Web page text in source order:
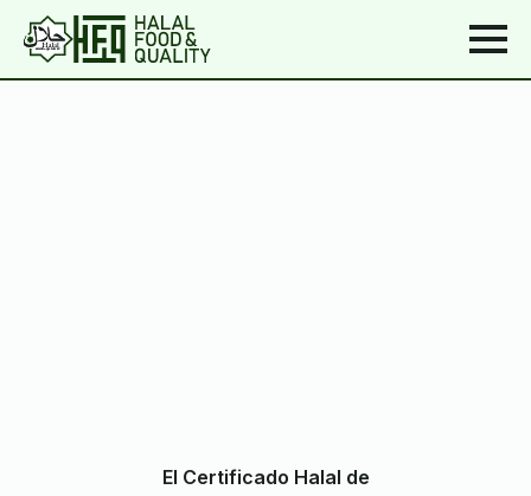
El Certificado Halal de